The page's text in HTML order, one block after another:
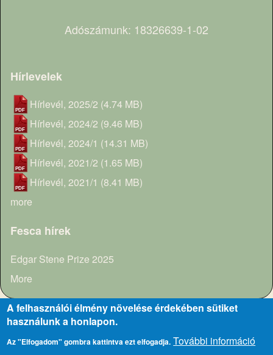
Adószámunk: 18326639-1-02
Hírlevelek
Hírlevél, 2025/2 (4.74 MB)
Hírlevél, 2024/2 (9.46 MB)
Hírlevél, 2024/1 (14.31 MB)
Hírlevél, 2021/2 (1.65 MB)
Hírlevél, 2021/1 (8.41 MB)
more
Fesca hírek
Edgar Stene Prize 2025
More
Footer menu
Közhasznúsági dokumentumokSzabályzatok Impresszum
A felhasználói élmény növelése érdekében sütiket
használunk a honlapon.
Az "Elfogadom" gombra kattintva ezt elfogadja. További információ